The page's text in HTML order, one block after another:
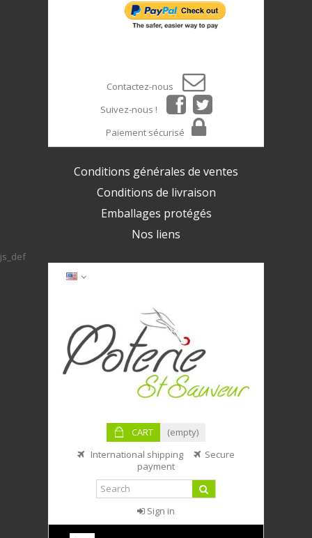
Contactez-nous
Suivez-nous !
Paiement sécurisé
Conditions générales de ventes
Conditions de livraison
Emballages protégés
Nos liens
js_def
CART
(empty)
International shipping
Secure
payment
Sign in